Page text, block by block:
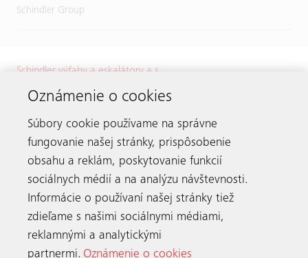
Schindler Group
Schindler výťahy a eskalátory a.s.
821 08 Bratislava
Tel.:+421 2 32 72 41 11
E-mail:info.sk@schindler.com
Zostaňme v spojení
Oznámenie o cookies
Súbory cookie používame na správne
fungovanie našej stránky, prispôsobenie
obsahu a reklám, poskytovanie funkcií
sociálnych médií a na analýzu návštevnosti.
Informácie o používaní našej stránky tiež
zdieľame s našimi sociálnymi médiami,
reklamnými a analytickými
partnermi. Oznámenie o cookies